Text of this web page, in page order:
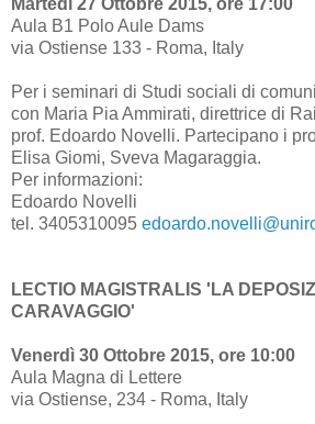
Aula B1 Polo Aule Dams
via Ostiense 133 - Roma, Italy
Per i seminari di Studi sociali di
con Maria Pia Ammirati, direttrice di
prof. Edoardo Novelli. Partecipano i
Elisa Giomi, Sveva Magaraggia.
Per informazioni:
Edoardo Novelli
tel. 3405310095
LECTIO MAGISTRALIS 'LA
CARAVAGGIO'
Venerdì 30 Ottobre 2015, ore 10:00
Aula Magna di Lettere
via Ostiense, 234 - Roma, Italy